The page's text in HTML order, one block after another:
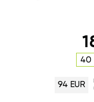
40
94 EUR